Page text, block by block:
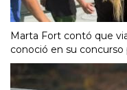
Marta Fort contó que
conoció en su